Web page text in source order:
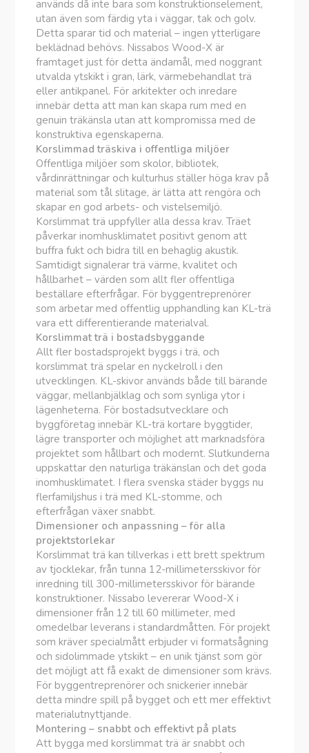
används då inte bara som konstruktionselement,
utan även som färdig yta i väggar, tak och golv.
Detta sparar tid och material – ingen ytterligare
beklädnad behövs. Nissabos Wood-X är
framtaget just för detta ändamål, med noggrant
utvalda ytskikt i gran, lärk, värmebehandlat trä
eller antikpanel. För arkitekter och inredare
innebär detta att man kan skapa rum med en
genuin träkänsla utan att kompromissa med de
konstruktiva egenskaperna.
Korslimmad träskiva i offentliga miljöer
Offentliga miljöer som skolor, bibliotek,
vårdinrättningar och kulturhus ställer höga krav på
material som tål slitage, är lätta att rengöra och
skapar en god arbets- och vistelsemiljö.
Korslimmat trä uppfyller alla dessa krav. Träet
påverkar inomhusklimatet positivt genom att
buffra fukt och bidra till en behaglig akustik.
Samtidigt signalerar trä värme, kvalitet och
hållbarhet – värden som allt fler offentliga
beställare efterfrågar. För byggentreprenörer
som arbetar med offentlig upphandling kan KL-trä
vara ett differentierande materialval.
Korslimmat trä i bostadsbyggande
Allt fler bostadsprojekt byggs i trä, och
korslimmat trä spelar en nyckelroll i den
utvecklingen. KL-skivor används både till bärande
väggar, mellanbjälklag och som synliga ytor i
lägenheterna. För bostadsutvecklare och
byggföretag innebär KL-trä kortare byggtider,
lägre transporter och möjlighet att marknadsföra
projektet som hållbart och modernt. Slutkunderna
uppskattar den naturliga träkänslan och det goda
inomhusklimatet. I flera svenska städer byggs nu
flerfamiljshus i trä med KL-stomme, och
efterfrågan växer snabbt.
Dimensioner och anpassning – för alla
projektstorlekar
Korslimmat trä kan tillverkas i ett brett spektrum
av tjocklekar, från tunna 12-millimetersskivor för
inredning till 300-millimetersskivor för bärande
konstruktioner. Nissabo levererar Wood-X i
dimensioner från 12 till 60 millimeter, med
omedelbar leverans i standardmåtten. För projekt
som kräver specialmått erbjuder vi formatsågning
och sidolimmade ytskikt – en unik tjänst som gör
det möjligt att få exakt de dimensioner som krävs.
För byggentreprenörer och snickerier innebär
detta mindre spill på bygget och ett mer effektivt
materialutnyttjande.
Montering – snabbt och effektivt på plats
Att bygga med korslimmat trä är snabbt och